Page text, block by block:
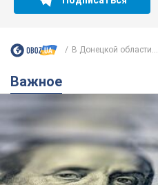
В Донецкой области...
Важное